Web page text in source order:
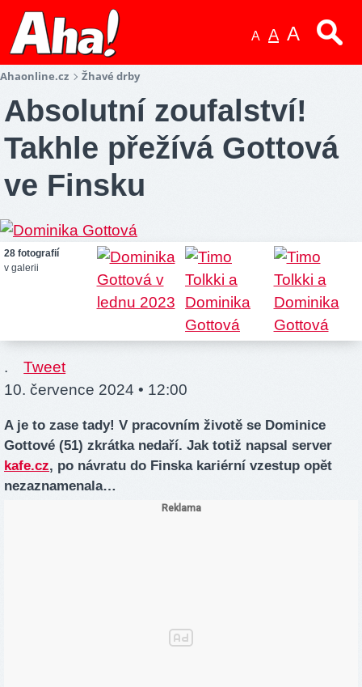
A A A
Ahaonline.cz Žhavé drby
Absolutní zoufalství!
Takhle přežívá Gottová
ve Finsku
28 fotografií
v galerii
.
Tweet
10. července 2024 • 12:00
A je to zase tady! V pracovním životě se Dominice
Gottové (51) zkrátka nedaří. Jak totiž napsal server
kafe.cz, po návratu do Finska kariérní vzestup opět
nezaznamenala…